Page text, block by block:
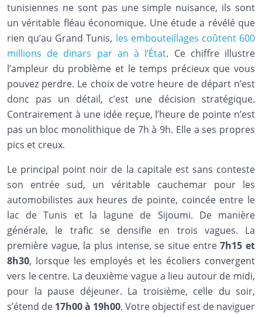
tunisiennes ne sont pas une simple nuisance, ils sont
un véritable fléau économique. Une étude a révélé que
rien qu’au Grand Tunis, les embouteillages coûtent 600
millions de dinars par an à l’État. Ce chiffre illustre
l’ampleur du problème et le temps précieux que vous
pouvez perdre. Le choix de votre heure de départ n’est
donc pas un détail, c’est une décision stratégique.
Contrairement à une idée reçue, l’heure de pointe n’est
pas un bloc monolithique de 7h à 9h. Elle a ses propres
pics et creux.
Le principal point noir de la capitale est sans conteste
son entrée sud, un véritable cauchemar pour les
automobilistes aux heures de pointe, coincée entre le
lac de Tunis et la lagune de Sijoumi. De manière
générale, le trafic se densifie en trois vagues. La
première vague, la plus intense, se situe entre7h15 et
8h30, lorsque les employés et les écoliers convergent
vers le centre. La deuxième vague a lieu autour de midi,
pour la pause déjeuner. La troisième, celle du soir,
s’étend de 17h00 à 19h00. Votre objectif est de naviguer